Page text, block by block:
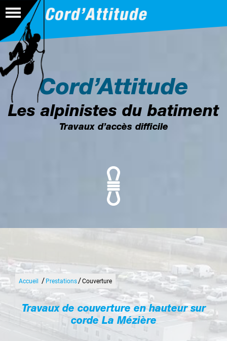
02 99 66 80 64
Cord’Attitude
Les alpinistes du batiment
Travaux d’accès difficile
Accueil / Prestations/Couverture
Travaux de couverture en hauteur sur
corde La Mézière